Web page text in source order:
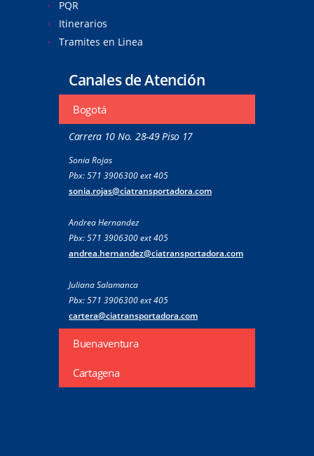
PQR
Itinerarios
Tramites en Linea
Canales de Atención
Bogotá
Carrera 10 No. 28-49 Piso 17
Sonia Rojas
Pbx: 571 3906300 ext 405
sonia.rojas@ciatransportadora.com
Andrea Hernandez
Pbx: 571 3906300 ext 405
andrea.hernandez@ciatransportadora.com
Juliana Salamanca
Pbx: 571 3906300 ext 405
cartera@ciatransportadora.com
Buenaventura
Cartagena